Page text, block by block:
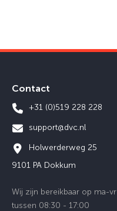
Contact
+31 (0)519 228 228
support@dvc.nl
Holwerderweg 25
9101 PA Dokkum
Wij zijn bereikbaar op ma-vr
tussen 08:30 - 17:00